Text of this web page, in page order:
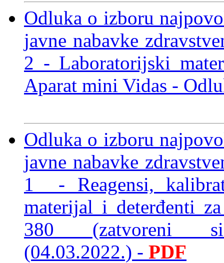
Odluka o izboru
javne nabavke
2 - Laboratorijski
Aparat mini Vidas -
Odluka o izboru
javne nabavke
1 - Reagensi,
materijal i deterđenti
380 (zatvoreni
(04.03.2022.) - PDF